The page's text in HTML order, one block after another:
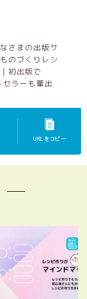
さまの出版サ
のづくりレシ
初出版で
ラーも輩出
URLをコピー